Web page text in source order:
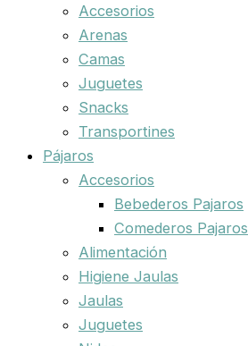
Accesorios
Arenas
Camas
Juguetes
Snacks
Transportines
Pájaros
Accesorios
Bebederos Pajaros
Comederos Pajaros
Alimentación
Higiene Jaulas
Jaulas
Juguetes